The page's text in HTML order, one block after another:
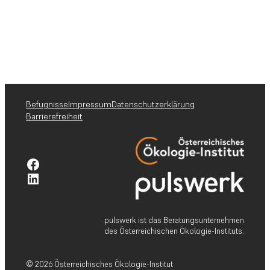
BefugnisseImpressumDatenschutzerklärung
Barrierefreiheit
Facebook-Profil pulswerk GmbH
Linkedin-Profil pulswerk GmbH
pulswerk ist das Beratungsunternehmen
des Österreichischen Ökologie-Instituts.
© 2026 Österreichisches Ökologie-Institut